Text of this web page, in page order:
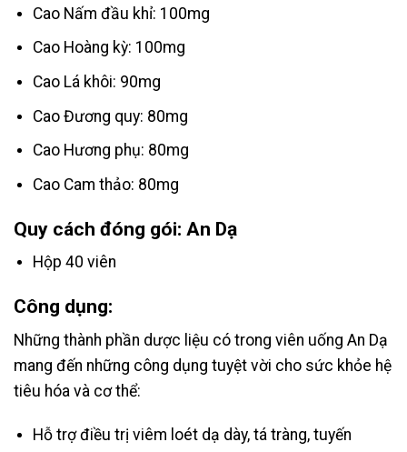
Cao Nấm đầu khỉ: 100mg
Cao Hoàng kỳ: 100mg
Cao Lá khôi: 90mg
Cao Đương quy: 80mg
Cao Hương phụ: 80mg
Cao Cam thảo: 80mg
Quy cách đóng gói: An Dạ
Hộp 40 viên
Công dụng:
Những thành phần dược liệu có trong viên uống An Dạ
mang đến những công dụng tuyệt vời cho sức khỏe hệ
tiêu hóa và cơ thể:
Hỗ trợ điều trị viêm loét dạ dày, tá tràng, tuyến